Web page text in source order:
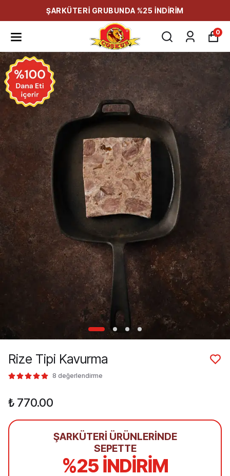
ŞARKÜTERİ GRUBUNDA %25 İNDİRİM
0
Rize Tipi Kavurma
8 değerlendirme
₺ 770.00
ŞARKÜTERİ ÜRÜNLERİNDE
SEPETTE
%25 İNDİRİM